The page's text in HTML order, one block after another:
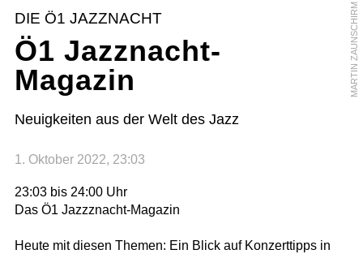
MARTIN ZAUNSCHIRM
DIE Ö1 JAZZNACHT
Ö1 Jazznacht-
Magazin
Neuigkeiten aus der Welt des Jazz
1. Oktober 2022, 23:03
23:03 bis 24:00 Uhr
Das Ö1 Jazzznacht-Magazin
Heute mit diesen Themen: Ein Blick auf Konzerttipps in